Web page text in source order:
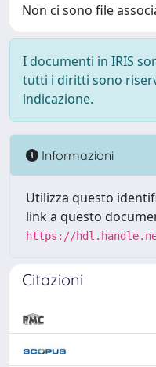
Non ci sono file
I documenti in IRIS
tutti i diritti sono
indicazione.
Informazioni
Utilizza questo
link a questo
https://
Citazioni